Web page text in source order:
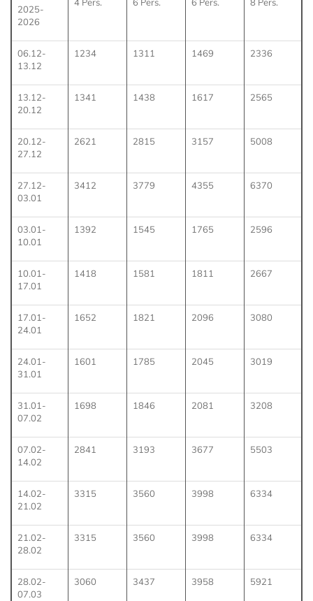
2025-
2026
06.12-
13.12
1234 1311 1469 2336
13.12-
20.12
1341 1438 1617 2565
20.12-
27.12
2621 2815 3157 5008
27.12-
03.01
3412 3779 4355 6370
03.01-
10.01
1392 1545 1765 2596
10.01-
17.01
1418 1581 1811 2667
17.01-
24.01
1652 1821 2096 3080
24.01-
31.01
1601 1785 2045 3019
31.01-
07.02
1698 1846 2081 3208
07.02-
14.02
2841 3193 3677 5503
14.02-
21.02
3315 3560 3998 6334
21.02-
28.02
3315 3560 3998 6334
28.02-
07.03
3060 3437 3958 5921